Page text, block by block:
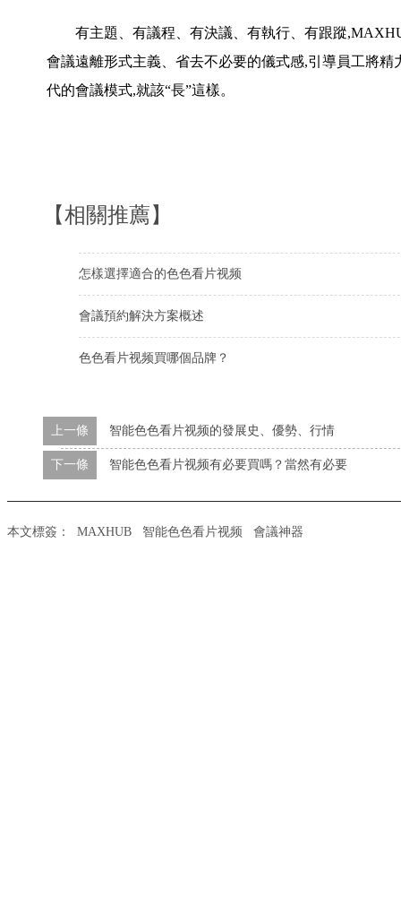
有主題、有議程、有決議、有執行、有跟蹤
會議遠離形式主義、省去不必要的儀式感,引導員工將
代的會議模式,就該“長”這樣。
【相關推薦】
怎樣選擇適合的色色看片视频
會議預約解決方案概述
色色看片视频買哪個品牌？
上一條 智能色色看片视频的發展史、優勢、行情
下一條 智能色色看片视频有必要買嗎？當然有必要
本文標簽： MAXHUB 智能色色看片视频 會議神器